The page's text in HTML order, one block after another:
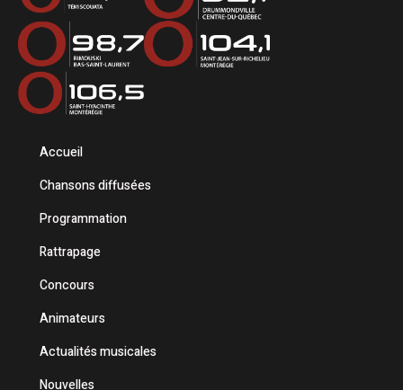
Accueil
Chansons diffusées
Programmation
Rattrapage
Concours
Animateurs
Actualités musicales
Nouvelles